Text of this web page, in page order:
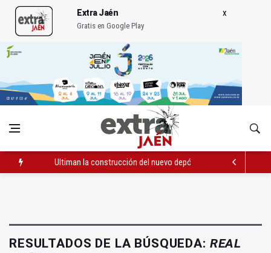
Extra Jaén
Gratis en Google Play
Ultiman la construcción del nuevo depósito de vehículos
RESULTADOS DE LA BÚSQUEDA: REAL